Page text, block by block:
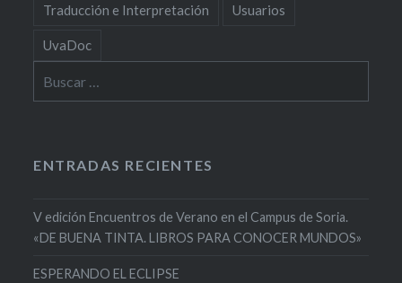
Traducción e Interpretación Usuarios
UvaDoc
ENTRADAS RECIENTES
V edición Encuentros de Verano en el Campus de Soria.
«DE BUENA TINTA. LIBROS PARA CONOCER MUNDOS»
ESPERANDO EL ECLIPSE